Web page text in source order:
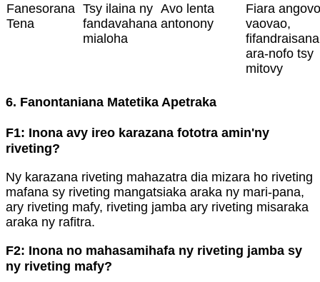
Fanesorana
Tena
Tsy ilaina ny
fandavahana
mialoha
Avo lenta
antonony
Fiara angovo
vaovao,
fifandraisana
ara-nofo tsy
mitovy
6. Fanontaniana Matetika Apetraka
F1: Inona avy ireo karazana fototra amin'ny
riveting?
Ny karazana riveting mahazatra dia mizara ho riveting
mafana sy riveting mangatsiaka araka ny mari-pana,
ary riveting mafy, riveting jamba ary riveting misaraka
araka ny rafitra.
F2: Inona no mahasamihafa ny riveting jamba sy
ny riveting mafy?